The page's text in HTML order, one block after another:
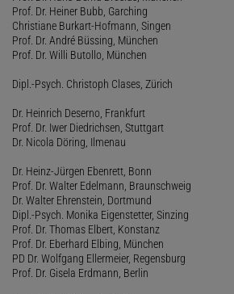
Prof. Dr. Heiner Bubb, Garching
Christiane Burkart-Hofmann, Singen
Prof. Dr. André Büssing, München
Prof. Dr. Willi Butollo, München
Dipl.-Psych. Christoph Clases, Zürich
Dr. Heinrich Deserno, Frankfurt
Prof. Dr. Iwer Diedrichsen, Stuttgart
Dr. Nicola Döring, Ilmenau
Dr. Heinz-Jürgen Ebenrett, Bonn
Prof. Dr. Walter Edelmann, Braunschweig
Dr. Walter Ehrenstein, Dortmund
Dipl.-Psych. Monika Eigenstetter, Sinzing
Prof. Dr. Thomas Elbert, Konstanz
Prof. Dr. Eberhard Elbing, München
PD Dr. Wolfgang Ellermeier, Regensburg
Prof. Dr. Gisela Erdmann, Berlin